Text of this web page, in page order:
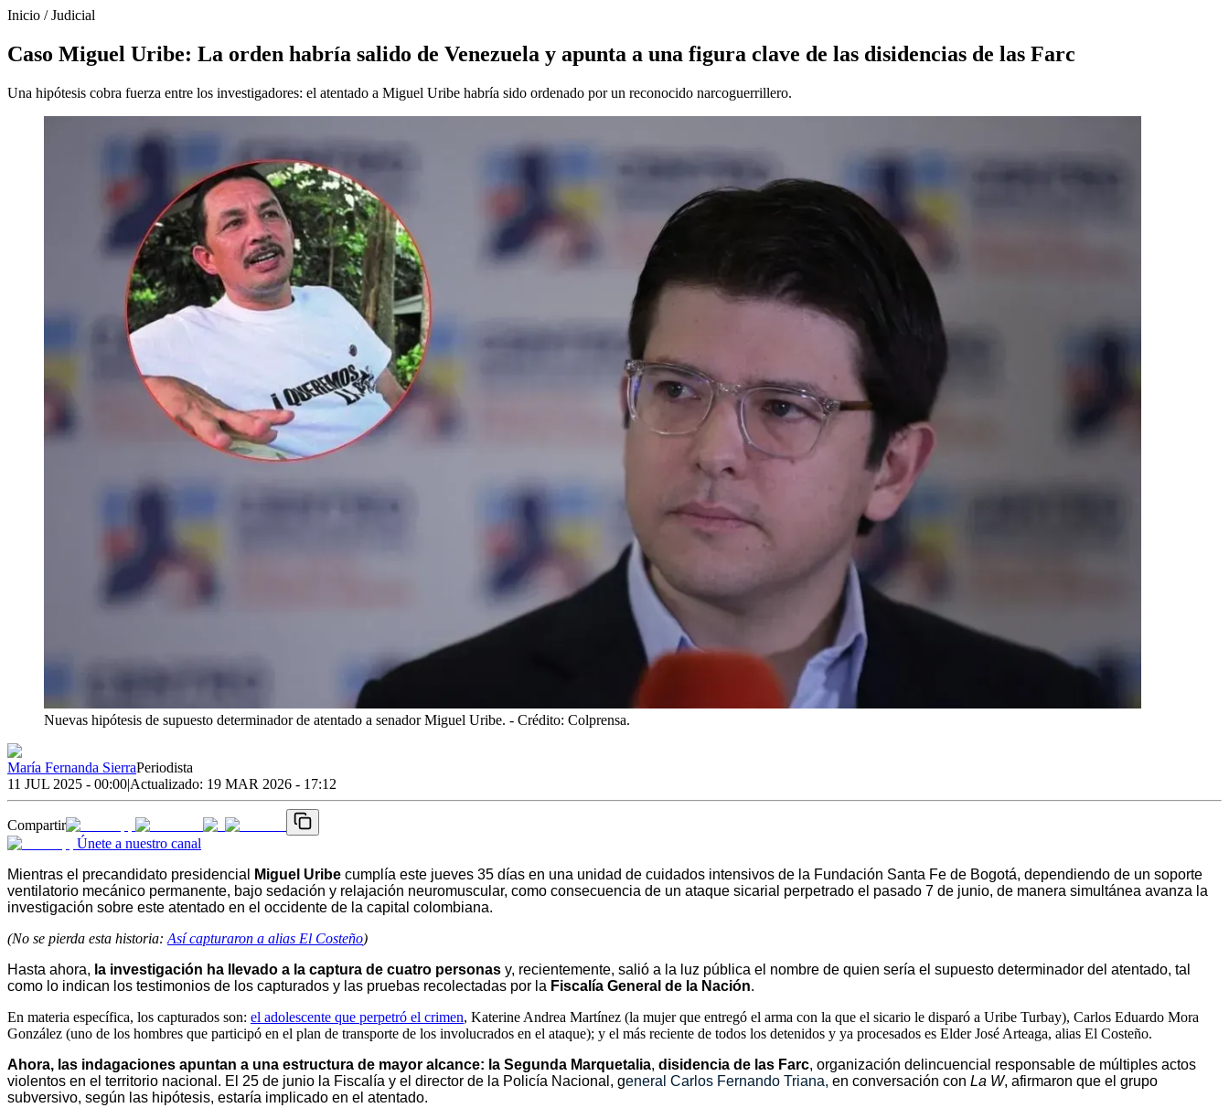
Inicio /Judicial
Caso Miguel Uribe: La orden habría salido de Venezuela y apunta a una figura clave de las disidencias de las Farc
Una hipótesis cobra fuerza entre los investigadores: el atentado a Miguel Uribe habría sido ordenado por un reconocido narcoguerrillero.
Nuevas hipótesis de supuesto determinador de atentado a senador Miguel Uribe. - Crédito: Colprensa.
María Fernanda SierraPeriodista
11 JUL 2025 - 00:00|Actualizado: 19 MAR 2026 - 17:12
Compartir
Únete a nuestro canal
Mientras el precandidato presidencial
Miguel Uribe cumplía este jueves 35 días en una unidad de cuidados intensivos de la Fundación Santa Fe de Bogotá, dependiendo de un soporte
ventilatorio mecánico permanente, bajo sedación y relajación neuromuscular, como consecuencia de un ataque sicarial perpetrado el pasado 7 de junio, de manera simultánea avanza la
investigación sobre este atentado en el occidente de la capital colombiana.
(No se pierda esta historia: Así capturaron a alias El Costeño)
Hasta ahora, la investigación ha llevado a la captura de cuatro personas y, recientemente, salió a la luz pública el nombre de quien sería el supuesto determinador del atentado, tal
como lo indican los testimonios de los capturados y las pruebas recolectadas por la Fiscalía General de la Nación.
En materia específica, los capturados son: el adolescente que perpetró el crimen, Katerine Andrea Martínez (la mujer que entregó el arma con la que el sicario le disparó a Uribe Turbay), Carlos Eduardo Mora
González (uno de los hombres que participó en el plan de transporte de los involucrados en el ataque); y el más reciente de todos los detenidos y ya procesados es Elder José Arteaga, alias El Costeño.
Ahora, las indagaciones apuntan a una estructura de mayor alcance: la Segunda Marquetalia, disidencia de las Farc, organización delincuencial responsable de múltiples actos
violentos en el territorio nacional. El 25 de junio la Fiscalía y el director de la Policía Nacional, general Carlos Fernando Triana, en conversación con La W, afirmaron que el grupo
subversivo, según las hipótesis, estaría implicado en el atentado.